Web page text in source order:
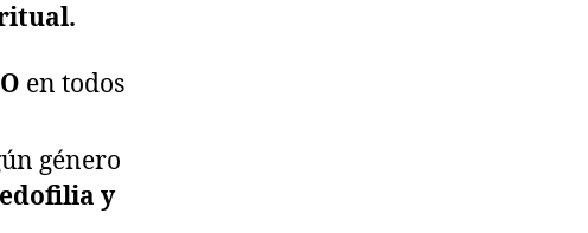
en todos
género
y